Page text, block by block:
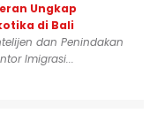
Ungkap
di Bali
dan Penindakan
Imigrasi...